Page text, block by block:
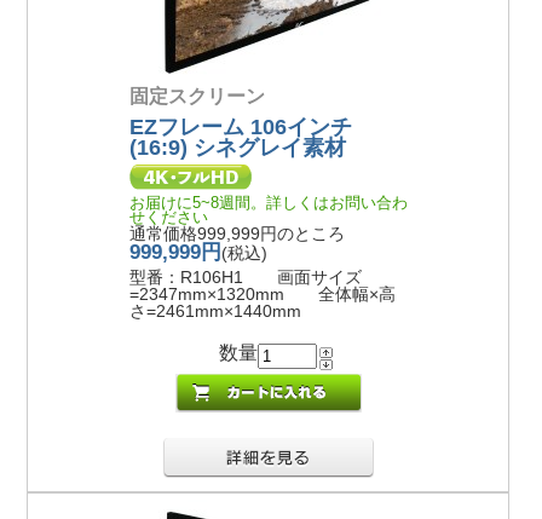
固定スクリーン
EZフレーム 106インチ
(16:9) シネグレイ素材
お届けに5~8週間。詳しくはお問い合わ
せください
通常価格999,999円のところ
999,999円 (税込)
型番：R106H1 画面サイズ
=2347mm×1320mm 全体幅×高
さ=2461mm×1440mm
数量